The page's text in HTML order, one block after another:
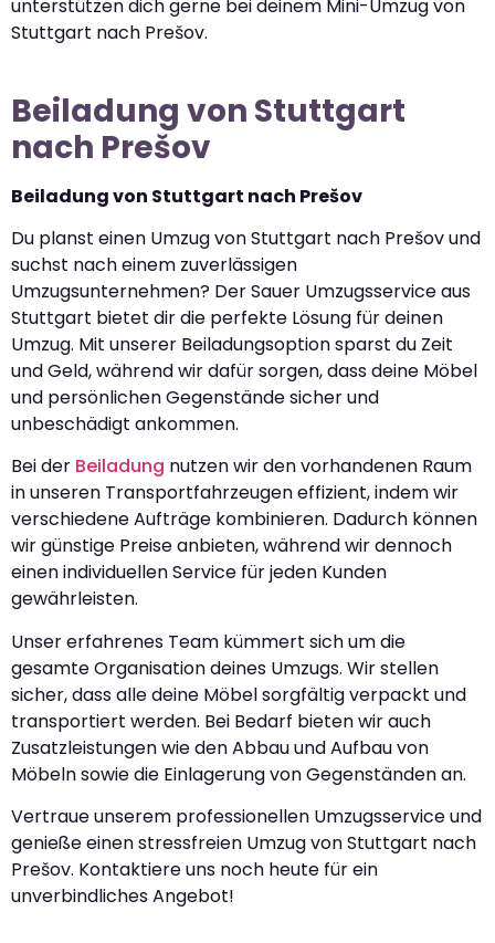
unterstützen dich gerne bei deinem Mini-Umzug von
Stuttgart nach Prešov.
Beiladung von Stuttgart
nach Prešov
Beiladung von Stuttgart nach Prešov
Du planst einen Umzug von Stuttgart nach Prešov und
suchst nach einem zuverlässigen
Umzugsunternehmen? Der Sauer Umzugsservice aus
Stuttgart bietet dir die perfekte Lösung für deinen
Umzug. Mit unserer Beiladungsoption sparst du Zeit
und Geld, während wir dafür sorgen, dass deine Möbel
und persönlichen Gegenstände sicher und
unbeschädigt ankommen.
Bei der Beiladung nutzen wir den vorhandenen Raum
in unseren Transportfahrzeugen effizient, indem wir
verschiedene Aufträge kombinieren. Dadurch können
wir günstige Preise anbieten, während wir dennoch
einen individuellen Service für jeden Kunden
gewährleisten.
Unser erfahrenes Team kümmert sich um die
gesamte Organisation deines Umzugs. Wir stellen
sicher, dass alle deine Möbel sorgfältig verpackt und
transportiert werden. Bei Bedarf bieten wir auch
Zusatzleistungen wie den Abbau und Aufbau von
Möbeln sowie die Einlagerung von Gegenständen an.
Vertraue unserem professionellen Umzugsservice und
genieße einen stressfreien Umzug von Stuttgart nach
Prešov. Kontaktiere uns noch heute für ein
unverbindliches Angebot!